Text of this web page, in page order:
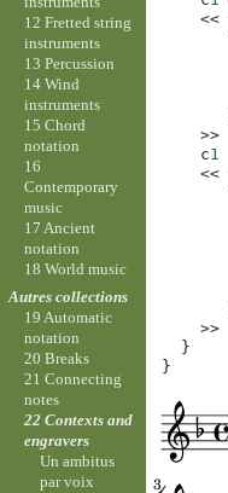
<<
>>
c1
<<
>>
}
}
12 Fretted string
instruments
13 Percussion
14 Wind
instruments
15 Chord
notation
16
Contemporary
music
17 Ancient
notation
18 World music
Autres collections
19 Automatic
notation
20 Breaks
21 Connecting
notes
22 Contexts and
engravers
Un ambitus
par voix